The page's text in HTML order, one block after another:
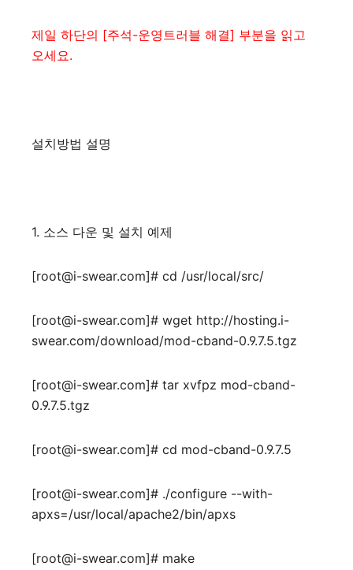
제일 하단의 [주석-운영트러블 해결] 부분을 읽고
오세요.
설치방법 설명
1. 소스 다운 및 설치 예제
[root@i-swear.com]# cd /usr/local/src/
[root@i-swear.com]# wget http://hosting.i-
swear.com/download/mod-cband-0.9.7.5.tgz
[root@i-swear.com]# tar xvfpz mod-cband-
0.9.7.5.tgz
[root@i-swear.com]# cd mod-cband-0.9.7.5
[root@i-swear.com]# ./configure --with-
apxs=/usr/local/apache2/bin/apxs
[root@i-swear.com]# make